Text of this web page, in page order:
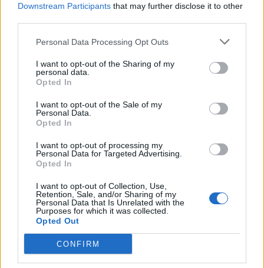
Downstream Participants that may further disclose it to other
Personal Data Processing Opt Outs
I want to opt-out of the Sharing of my
personal data.
Opted In
I want to opt-out of the Sale of my
Personal Data.
Opted In
I want to opt-out of processing my
Personal Data for Targeted Advertising.
Opted In
I want to opt-out of Collection, Use,
Retention, Sale, and/or Sharing of my
Personal Data that Is Unrelated with the
Purposes for which it was collected.
Opted Out
CONFIRM